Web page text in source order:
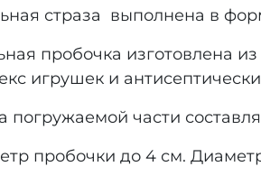
страза выполнена в
пробочка изготовлена
игрушек и
погружаемой части
пробочки до 4 см.